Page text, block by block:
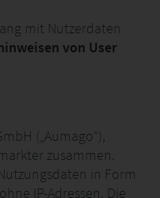
mit Nutzerdaten
von User
(„Aumago“),
zusammen.
in Form
IP-Adressen. Die